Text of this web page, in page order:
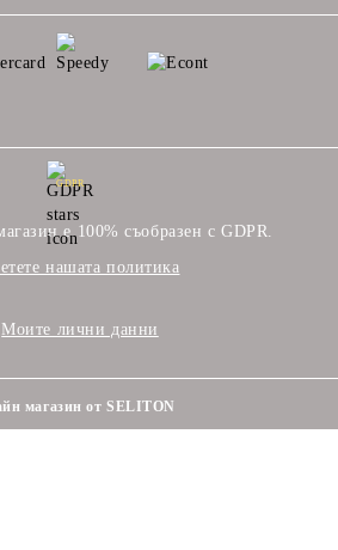
GDPR
е 100% съобразен с GDPR.
нашата политика
Моите лични данни
магазин от SELITON